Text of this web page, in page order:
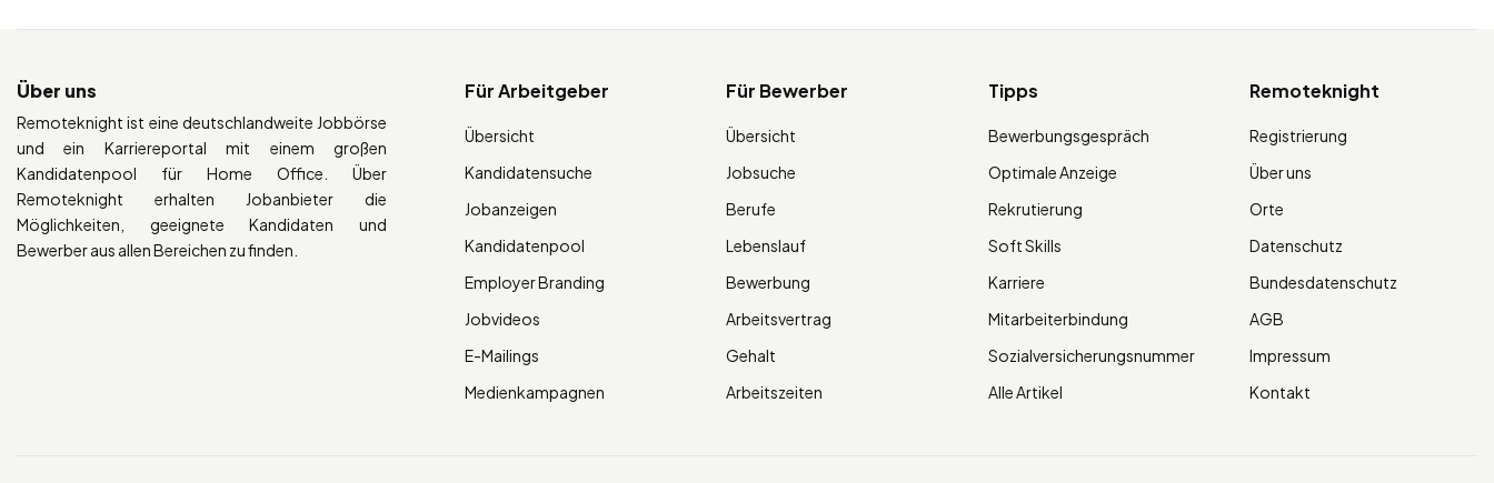
Über uns
Remoteknight ist eine deutschlandweite Jobbörse
und ein Karriereportal mit einem großen
Kandidatenpool für Home Office. Über
Remoteknight erhalten Jobanbieter die
Möglichkeiten, geeignete Kandidaten und
Bewerber aus allen Bereichen zu finden.
Für Arbeitgeber
Übersicht
Kandidatensuche
Jobanzeigen
Kandidatenpool
Employer Branding
Jobvideos
E-Mailings
Medienkampagnen
Für Bewerber
Übersicht
Jobsuche
Berufe
Lebenslauf
Bewerbung
Arbeitsvertrag
Gehalt
Arbeitszeiten
Tipps
Bewerbungsgespräch
Optimale Anzeige
Rekrutierung
Soft Skills
Karriere
Mitarbeiterbindung
Sozialversicherungsnummer
Alle Artikel
Remoteknight
Registrierung
Über uns
Orte
Datenschutz
Bundesdatenschutz
AGB
Impressum
Kontakt